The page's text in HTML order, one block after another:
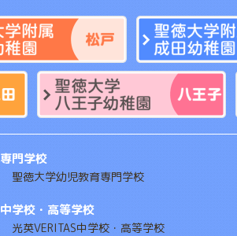
専門学校
聖徳大学幼児教育専門学校
中学校・高等学校
光英VERITAS中学校・高等学校